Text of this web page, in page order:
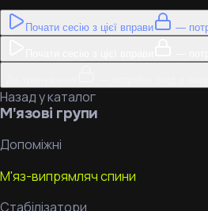
Почати сесію з цієї вправи —
Назад у каталог
М'язові групи
Допоміжні
М'яз-випрямляч спини
Стабілізатори